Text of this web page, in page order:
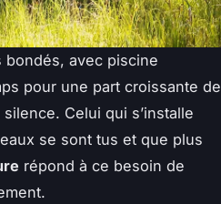
bondés, avec piscine
pour une part croissante de
Celui qui s’installe
se sont tus et que plus
répond à ce besoin de